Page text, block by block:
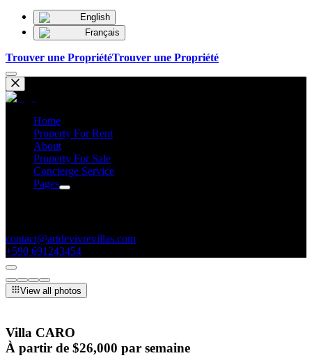
English
Français
Trouver une PropriétéTrouver une Propriété
Home
Property For Rent
About
Property For Sale
Concierge Service
Pages
contact@artdevivrevillas.com
+590 691243454
View all photos
Villa CARO
À partir de $26,000 par semaine